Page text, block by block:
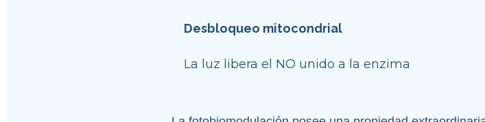
Desbloqueo mitocondrial
La luz libera el NO unido a la enzima